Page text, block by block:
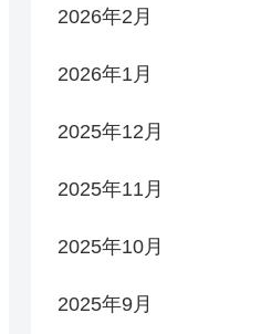
2026年2月
2026年1月
2025年12月
2025年11月
2025年10月
2025年9月